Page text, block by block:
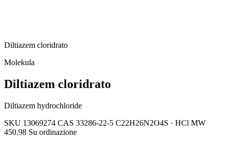
Diltiazem cloridrato
Molekula
Diltiazem cloridrato
Diltiazem hydrochloride
SKU 13069274 CAS 33286-22-5 C22H26N2O4S · HCl MW
450.98 Su ordinazione